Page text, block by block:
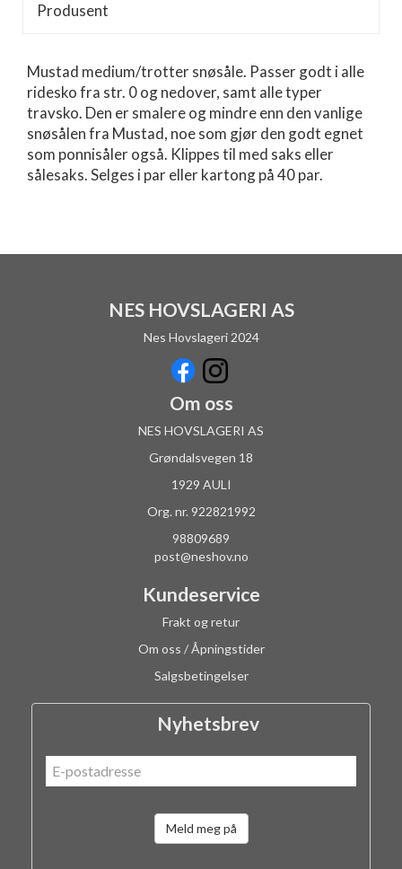
Produsent
Mustad medium/trotter snøsåle. Passer godt i alle
ridesko fra str. 0 og nedover, samt alle typer
travsko. Den er smalere og mindre enn den vanlige
snøsålen fra Mustad, noe som gjør den godt egnet
som ponnisåler også. Klippes til med saks eller
sålesaks. Selges i par eller kartong på 40 par.
NES HOVSLAGERI AS
Nes Hovslageri 2024
Om oss
NES HOVSLAGERI AS
Grøndalsvegen 18
1929 AULI
Org. nr. 922821992
98809689
post@neshov.no
Kundeservice
Frakt og retur
Om oss / Åpningstider
Salgsbetingelser
Nyhetsbrev
Meld meg på